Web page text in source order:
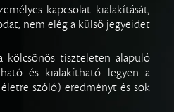
kapcsolat kialakítását,
nem elég a külső jegyeidet
kölcsönös tiszteleten alapuló
és kialakítható legyen a
szóló) eredményt és sok